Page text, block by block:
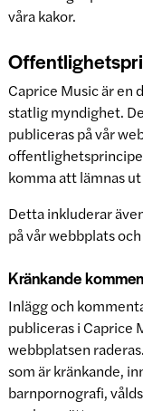
våra kakor.
Caprice Music är en
statlig myndighet.
publiceras på vår
komma att lämnas
Detta inkluderar
på vår webbplats
Kränkande
Inlägg och
publiceras i Caprice
webbplatsen
som är kränkande,
barnpornografi,